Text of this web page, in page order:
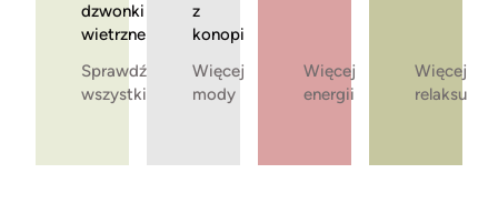
dzwonki
wietrzne
Sprawdź
wszystkie
z
konopi
Więcej
mody
Więcej
energii
Więcej
relaksu